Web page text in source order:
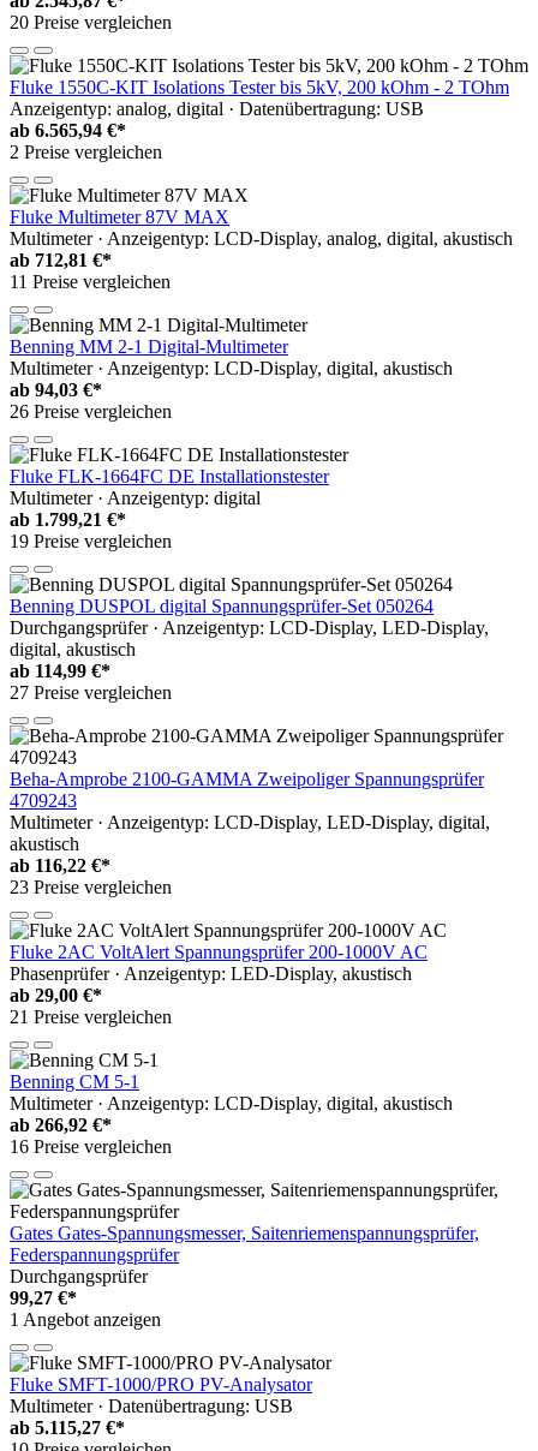
20 Preise vergleichen
Fluke 1550C-KIT Isolations Tester bis 5kV, 200 kOhm - 2 TOhm
Anzeigentyp: analog, digital · Datenübertragung: USB
ab 6.565,94 €*
2 Preise vergleichen
Fluke Multimeter 87V MAX
Multimeter · Anzeigentyp: LCD-Display, analog, digital, akustisch
ab 712,81 €*
11 Preise vergleichen
Benning MM 2-1 Digital-Multimeter
Multimeter · Anzeigentyp: LCD-Display, digital, akustisch
ab 94,03 €*
26 Preise vergleichen
Fluke FLK-1664FC DE Installationstester
Multimeter · Anzeigentyp: digital
ab 1.799,21 €*
19 Preise vergleichen
Benning DUSPOL digital Spannungsprüfer-Set 050264
Durchgangsprüfer · Anzeigentyp: LCD-Display, LED-Display,
digital, akustisch
ab 114,99 €*
27 Preise vergleichen
Beha-Amprobe 2100-GAMMA Zweipoliger Spannungsprüfer
4709243
Multimeter · Anzeigentyp: LCD-Display, LED-Display, digital,
akustisch
ab 116,22 €*
23 Preise vergleichen
Fluke 2AC VoltAlert Spannungsprüfer 200-1000V AC
Phasenprüfer · Anzeigentyp: LED-Display, akustisch
ab 29,00 €*
21 Preise vergleichen
Benning CM 5-1
Multimeter · Anzeigentyp: LCD-Display, digital, akustisch
ab 266,92 €*
16 Preise vergleichen
Gates Gates-Spannungsmesser, Saitenriemenspannungsprüfer,
Federspannungsprüfer
Durchgangsprüfer
99,27 €*
1 Angebot anzeigen
Fluke SMFT-1000/PRO PV-Analysator
Multimeter · Datenübertragung: USB
ab 5.115,27 €*